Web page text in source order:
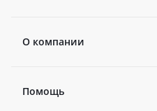
О компании
Новости
Помощь